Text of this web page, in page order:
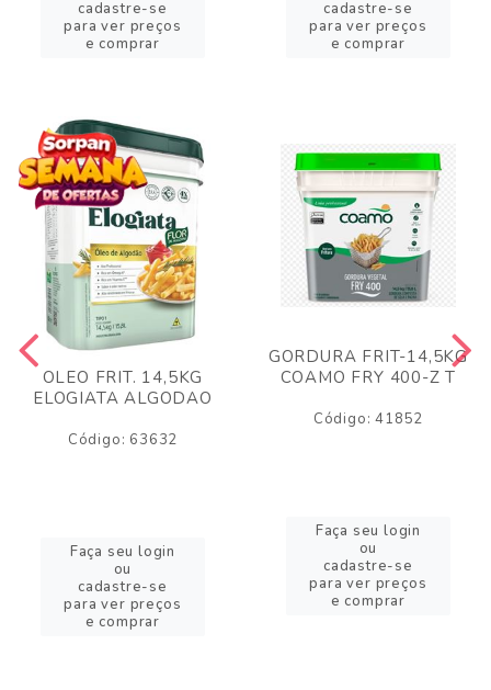
cadastre-se
para ver preços
e comprar
cadastre-se
para ver preços
e comprar
OLEO FRIT. 14,5KG
ELOGIATA ALGODAO
Código: 63632
Faça seu login
ou
cadastre-se
para ver preços
e comprar
GORDURA FRIT-14,5KG
COAMO FRY 400-Z T
Código: 41852
Faça seu login
ou
cadastre-se
para ver preços
e comprar